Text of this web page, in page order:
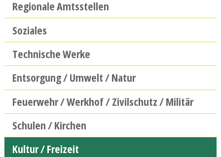
Regionale Amtsstellen
Soziales
Technische Werke
Entsorgung / Umwelt / Natur
Feuerwehr / Werkhof / Zivilschutz / Militär
Schulen / Kirchen
Kultur / Freizeit